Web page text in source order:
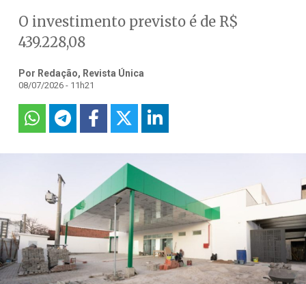
O investimento previsto é de R$
439.228,08
Por Redação, Revista Única
08/07/2026 - 11h21